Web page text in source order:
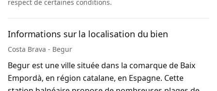
respect de certaines conditions.
Informations sur la localisation du bien
Costa Brava - Begur
Begur est une ville située dans la comarque de Baix
Empordà, en région catalane, en Espagne. Cette